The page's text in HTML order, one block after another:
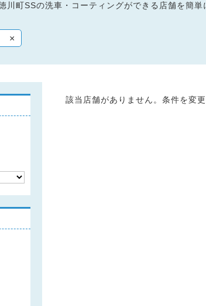
川町SSの洗車・コーティングができる店舗を簡単
×
該当店舗がありません。条件を変